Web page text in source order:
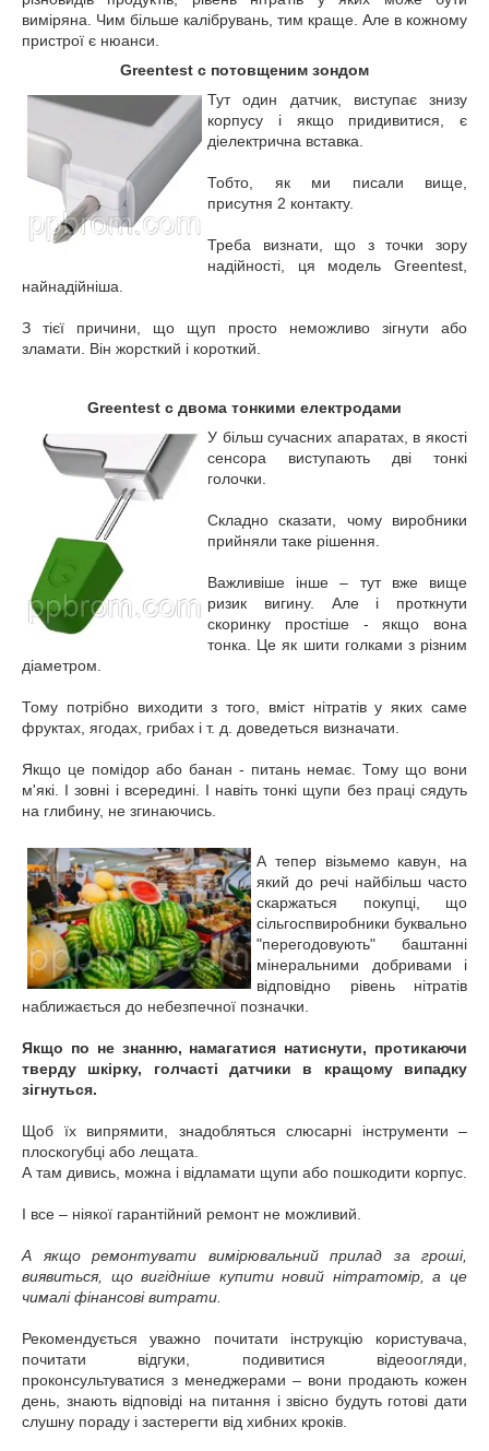
виміряна. Чим більше калібрувань, тим краще. Але в кожному
пристрої є нюанси.
Greentest c потовщеним зондом
Тут один датчик, виступає знизу
корпусу і якщо придивитися, є
діелектрична вставка.
Тобто, як ми писали вище,
присутня 2 контакту.
Треба визнати, що з точки зору
надійності, ця модель Greentest,
найнадійніша.
З тієї причини, що щуп просто неможливо зігнути або
зламати. Він жорсткий і короткий.
Greentest c двома тонкими електродами
У більш сучасних апаратах, в якості
сенсора виступають дві тонкі
голочки.
Складно сказати, чому виробники
прийняли таке рішення.
Важливіше інше – тут вже вище
ризик вигину. Але і проткнути
скоринку простіше - якщо вона
тонка. Це як шити голками з різним
діаметром.
Тому потрібно виходити з того, вміст нітратів у яких саме
фруктах, ягодах, грибах і т. д. доведеться визначати.
Якщо це помідор або банан - питань немає. Тому що вони
м'які. І зовні і всередині. І навіть тонкі щупи без праці сядуть
на глибину, не згинаючись.
А тепер візьмемо кавун, на
який до речі найбільш часто
скаржаться покупці, що
сільгоспвиробники буквально
"перегодовують" баштанні
мінеральними добривами і
відповідно рівень нітратів
наближається до небезпечної позначки.
Якщо по не знанню, намагатися натиснути, протикаючи
тверду шкірку, голчасті датчики в кращому випадку
зігнуться.
Щоб їх випрямити, знадобляться слюсарні інструменти –
плоскогубці або лещата.
А там дивись, можна і відламати щупи або пошкодити корпус.
І все – ніякої гарантійний ремонт не можливий.
А якщо ремонтувати вимірювальний прилад за гроші,
виявиться, що вигідніше купити новий нітратомір, а це
чималі фінансові витрати.
Рекомендується уважно почитати інструкцію користувача,
почитати відгуки, подивитися відеоогляди,
проконсультуватися з менеджерами – вони продають кожен
день, знають відповіді на питання і звісно будуть готові дати
слушну пораду і застерегти від хибних кроків.